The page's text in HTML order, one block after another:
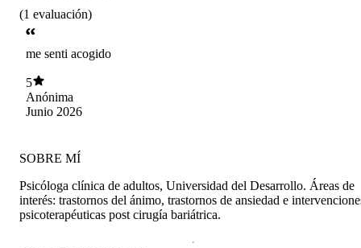
(1 evaluación)
me senti acogido
5
Anónima
Junio 2026
SOBRE MÍ
Psicóloga clínica de adultos, Universidad del Desarrollo. Áreas de
interés: trastornos del ánimo, trastornos de ansiedad e
psicoterapéuticas post cirugía bariátrica.